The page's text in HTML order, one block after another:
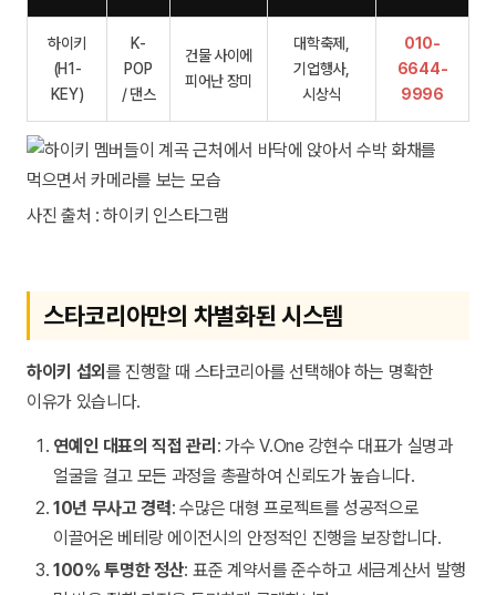
하이키
(H1-
KEY)
K-
POP
/ 댄스
건물 사이에
피어난 장미
대학축제,
기업행사,
시상식
010-
6644-
9996
사진 출처 : 하이키 인스타그램
스타코리아만의 차별화된 시스템
하이키 섭외를 진행할 때 스타코리아를 선택해야 하는 명확한
이유가 있습니다.
연예인 대표의 직접 관리 : 가수 V.One 강현수 대표가 실명과
얼굴을 걸고 모든 과정을 총괄하여 신뢰도가 높습니다.
10년 무사고 경력: 수많은 대형 프로젝트를 성공적으로
이끌어온 베테랑 에이전시의 안정적인 진행을 보장합니다.
100% 투명한 정산: 표준 계약서를 준수하고 세금계산서 발행